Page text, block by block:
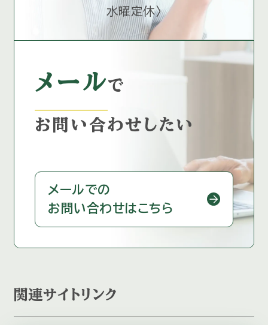
水曜定休〉
メールで
お問い合わせしたい
メールでの
お問い合わせはこちら
関連サイトリンク